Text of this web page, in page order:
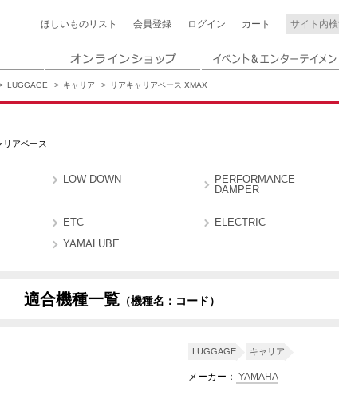
ほしいもの リスト 会員登録 ログイン カート
LUGGAGE キャリア リアキャリアベース XMAX
アベース
LOW DOWN
PERFORMANCE
DAMPER
ETC ELECTRIC
YAMALUBE
適合機種一覧 （機種名：コード）
LUGGAGE キャリア
メーカー： YAMAHA